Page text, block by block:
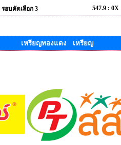
รอบคัดเลือก 3 547.9 : 0X
เหรียญทองแดง เหรียญ